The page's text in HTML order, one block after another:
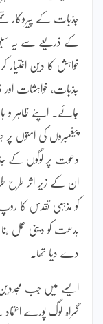
جذبات کے پیروکار
کے ذریعے سے یہ سبق
خواہش کا دین اختیار
جذبات، خواہشات اور
جائے۔ اپنے ظاہر و
پیغمبروں کی امتوں
دعوت پر لوگوں کے
ان کے زیر اثر طرح
کو مذہبی تقدس کا
بدعت کو دینی عمل
دے دیا تھا۔
ایسے میں جب
گمراہ لوگ پورے